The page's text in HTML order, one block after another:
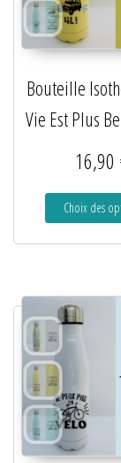
Bouteille
Vie Est Plus
16,90
Choix des